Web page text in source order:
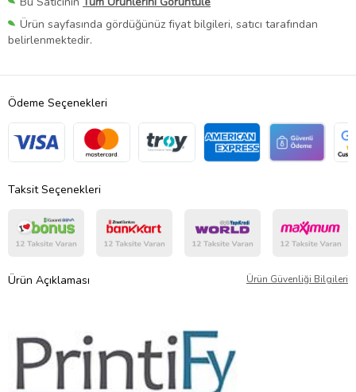
Ürün sayfasında gördüğünüz fiyat bilgileri, satıcı tarafından
belirlenmektedir.
Ödeme Seçenekleri
Taksit Seçenekleri
Ürün Açıklaması Ürün Güvenliği Bilgileri